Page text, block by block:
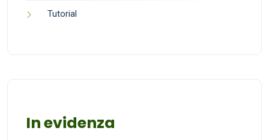
Tutorial
In evidenza